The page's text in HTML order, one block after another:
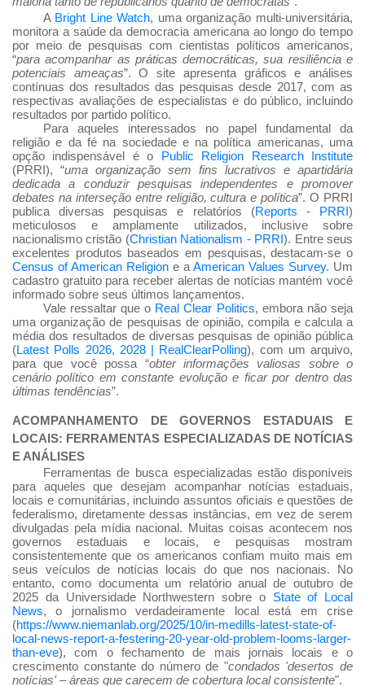
A Bright Line Watch, uma organização multi-universitária,
monitora a saúde da democracia americana ao longo do tempo
por meio de pesquisas com cientistas políticos americanos,
“para acompanhar as práticas democráticas, sua resiliência e
potenciais ameaças”. O site apresenta gráficos e análises
contínuas dos resultados das pesquisas desde 2017, com as
respectivas avaliações de especialistas e do público, incluindo
resultados por partido político.
Para aqueles interessados no papel fundamental da
religião e da fé na sociedade e na política americanas, uma
opção indispensável é o Public Religion Research Institute
(PRRI), “uma organização sem fins lucrativos e apartidária
dedicada a conduzir pesquisas independentes e promover
debates na interseção entre religião, cultura e política”. O PRRI
publica diversas pesquisas e relatórios (Reports - PRRI)
meticulosos e amplamente utilizados, inclusive sobre
nacionalismo cristão (Christian Nationalism - PRRI). Entre seus
excelentes produtos baseados em pesquisas, destacam-se o
Census of American Religion e a American Values Survey. Um
cadastro gratuito para receber alertas de notícias mantém você
informado sobre seus últimos lançamentos.
Vale ressaltar que o Real Clear Politics, embora não seja
uma organização de pesquisas de opinião, compila e calcula a
média dos resultados de diversas pesquisas de opinião pública
(Latest Polls 2026, 2028 | RealClearPolling), com um arquivo,
para que você possa “obter informações valiosas sobre o
cenário político em constante evolução e ficar por dentro das
últimas tendências”.
ACOMPANHAMENTO DE GOVERNOS ESTADUAIS E
LOCAIS: FERRAMENTAS ESPECIALIZADAS DE NOTÍCIAS
E ANÁLISES
Ferramentas de busca especializadas estão disponíveis
para aqueles que desejam acompanhar notícias estaduais,
locais e comunitárias, incluindo assuntos oficiais e questões de
federalismo, diretamente dessas instâncias, em vez de serem
divulgadas pela mídia nacional. Muitas coisas acontecem nos
governos estaduais e locais, e pesquisas mostram
consistentemente que os americanos confiam muito mais em
seus veículos de notícias locais do que nos nacionais. No
entanto, como documenta um relatório anual de outubro de
2025 da Universidade Northwestern sobre o State of Local
News, o jornalismo verdadeiramente local está em crise
(https://www.niemanlab.org/2025/10/in-medills-latest-state-of-
local-news-report-a-festering-20-year-old-problem-looms-larger-
than-eve), com o fechamento de mais jornais locais e o
crescimento constante do número de "condados 'desertos de
notícias' – áreas que carecem de cobertura local consistente".